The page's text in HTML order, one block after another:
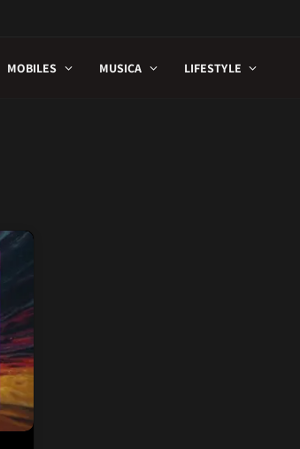
MOBILES MUSICA LIFESTYLE